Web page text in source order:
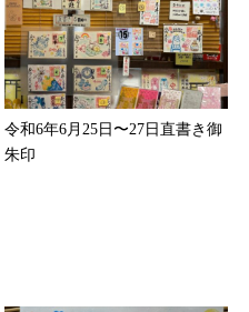
令和6年6月25日〜27日直書き御
朱印